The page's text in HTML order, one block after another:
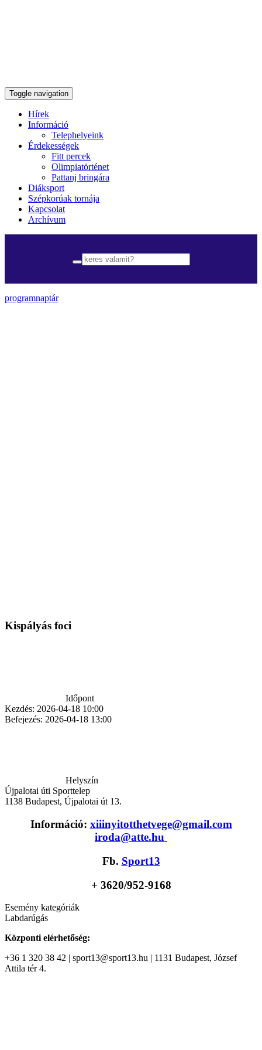
Toggle navigation
Hírek
Információ
Telephelyeink
Érdekességek
Fitt percek
Olimpiatörténet
Pattanj bringára
Diáksport
Szépkorúak tornája
Kapcsolat
Archívum
programnaptár
Kispályás foci
Időpont
Kezdés: 2026-04-18 10:00
Befejezés: 2026-04-18 13:00
Helyszín
Újpalotai úti Sporttelep
1138 Budapest, Újpalotai út 13.
Információ: xiiinyitotthetvege@gmail.com
iroda@atte.hu
Fb. Sport13
+ 3620/952-9168
Esemény kategóriák
Labdarúgás
Központi elérhetőség:
+36 1 320 38 42 | sport13@sport13.hu | 1131 Budapest, József
Attila tér 4.